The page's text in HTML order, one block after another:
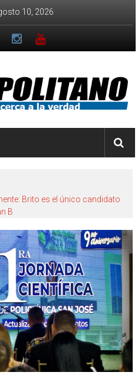
10, 2026
Brito es el único candidato
B